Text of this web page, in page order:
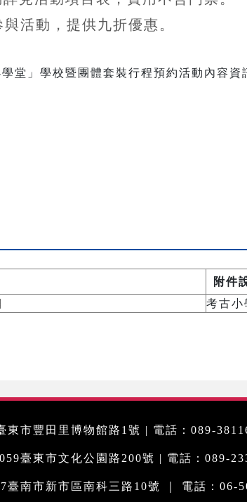
與活動，提供九折優惠 。
附件
考古小
東市豐田里博物館路1號 | 電話：089-
臺東市文化公園路200號 | 電話：089-
臺南市新市區南科三路10號 ｜ 電話：06-